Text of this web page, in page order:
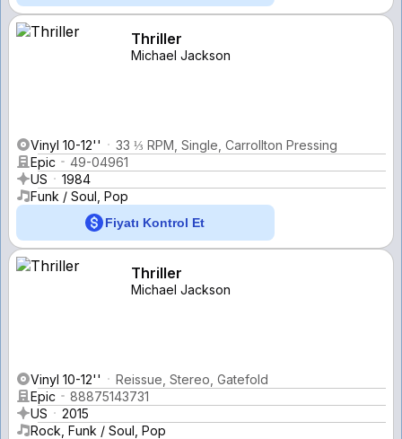
Thriller
Michael Jackson
Vinyl 10-12''
33 ⅓ RPM, Single, Carrollton Pressing
Epic
49-04961
US
1984
Funk / Soul, Pop
Fiyatı Kontrol Et
Thriller
Michael Jackson
Vinyl 10-12''
Reissue, Stereo, Gatefold
Epic
88875143731
US
2015
Rock, Funk / Soul, Pop